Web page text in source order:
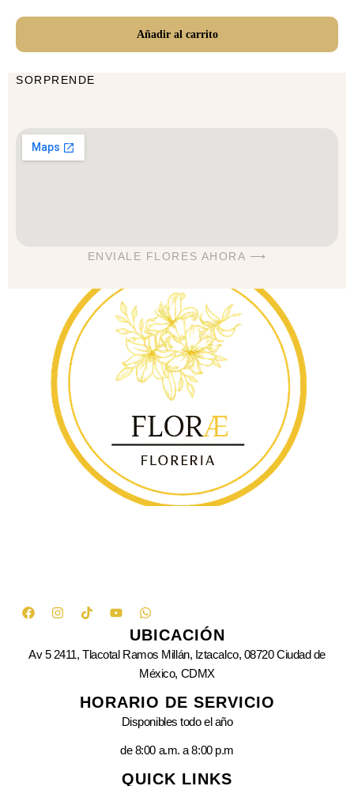
Añadir al carrito
SORPRENDE
ENVIALE FLORES AHORA ⟶
UBICACIÓN
Av 5 2411, Tlacotal Ramos Millán, Iztacalco, 08720 Ciudad de
México, CDMX
HORARIO DE SERVICIO
Disponibles todo el año
de 8:00 a.m. a 8:00 p.m
QUICK LINKS